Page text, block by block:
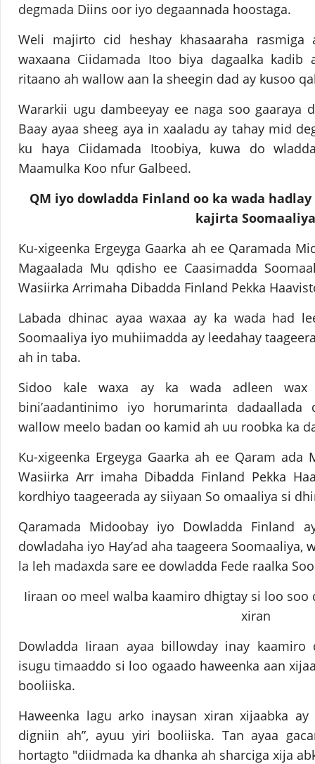
degmada Diins oor iyo degaannada hoostaga.
Weli majirto cid heshay khasaaraha rasmiga
waxaana Ciidamada Itoo biya dagaalka kadib
ritaano ah wallow aan la sheegin dad ay kusoo
Wararkii ugu dambeeyay ee naga soo gaaraya
Baay ayaa sheeg aya in xaaladu ay tahay mid
ku haya Ciidamada Itoobiya, kuwa do
Maamulka Koo nfur Galbeed.
QM iyo dowladda Finland oo ka wada
kajirta Soomaaliya
Ku-xigeenka Ergeyga Gaarka ah ee Qaramada
Magaalada Mu qdisho ee Caasimadda
Wasiirka Arrimaha Dibadda Finland Pekka
Labada dhinac ayaa waxaa ay ka wada had
Soomaaliya iyo muhiimadda ay leedahay
ah in taba.
Sidoo kale waxa ay ka wada adleen wax
bini’aadantinimo iyo horumarinta dadaallada
wallow meelo badan oo kamid ah uu roobka ka
Ku-xigeenka Ergeyga Gaarka ah ee Qaram
Wasiirka Arr imaha Dibadda Finland Pekka
kordhiyo taageerada ay siiyaan So omaaliya si
Qaramada Midoobay iyo Dowladda Finland
dowladaha iyo Hay’ad aha taageera Soomaaliya,
la leh madaxda sare ee dowladda Fede raalka
Iiraan oo meel walba kaamiro dhigtay si loo soo
xiran
Dowladda Iiraan ayaa billowday inay
isugu timaaddo si loo ogaado haweenka aan
booliiska.
Haweenka lagu arko inaysan xiran xijaabka
digniin ah”, ayuu yiri booliiska. Tan ayaa
hortagto "diidmada ka dhanka ah sharciga xija